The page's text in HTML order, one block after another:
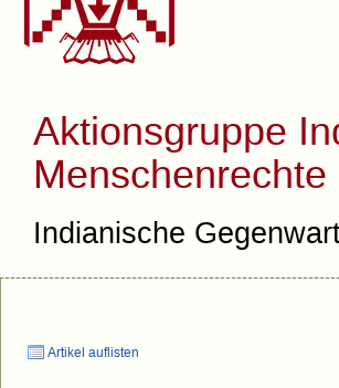
Aktionsgruppe
Menschenrechte
Indianische
Artikel auflisten